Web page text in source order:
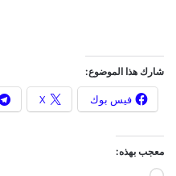
شارك هذا الموضوع:
فيس بوك X
معجب بهذه: